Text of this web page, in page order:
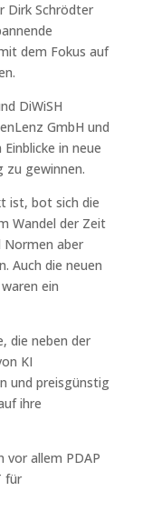
Dirk Schrödter
dem Fokus auf
DiWiSH
GmbH und
in neue
zu gewinnen.
ist, bot sich die
Wandel der Zeit
Normen aber
Auch die neuen
ein
die neben der
KI
und preisgünstig
ihre
vor allem PDAP
für